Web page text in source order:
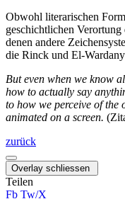
Obwohl literarischen
geschichtlichen
denen andere
die Rinck und El-
But even when we know
how to actually say
to how we perceive of the
animated on a screen.
zurück
Overlay schliessen
Teilen
Fb Tw/X